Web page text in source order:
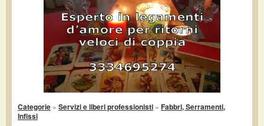
Categorie » Servizi e liberi professionisti » Fabbri, Serramenti,
Infissi